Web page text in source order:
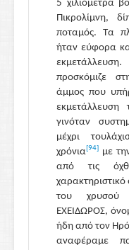
5 χιλιόμετρα
Πικρολίμνη,
ποταμός. Τα
ήταν εύφορα
προσκόμιζε
άμμος που
γινόταν
μέχρι
χρόνια [94]
με
από τις
του χρυσού
ΕΧΕΙΔΩΡΟΣ,
ήδη από τον
αναφέραμε